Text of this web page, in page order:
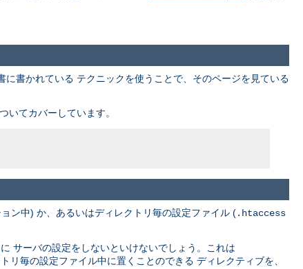
書かれている テクニックを使うことで、そのページを見ている
いてカバーしています。
ン中) か、あるいはディレクトリ毎の設定ファイル (.htaccess
サーバの設定をしないといけないでしょう。これは
リ毎の設定ファイル中に置くことのできる ディレクティブを、